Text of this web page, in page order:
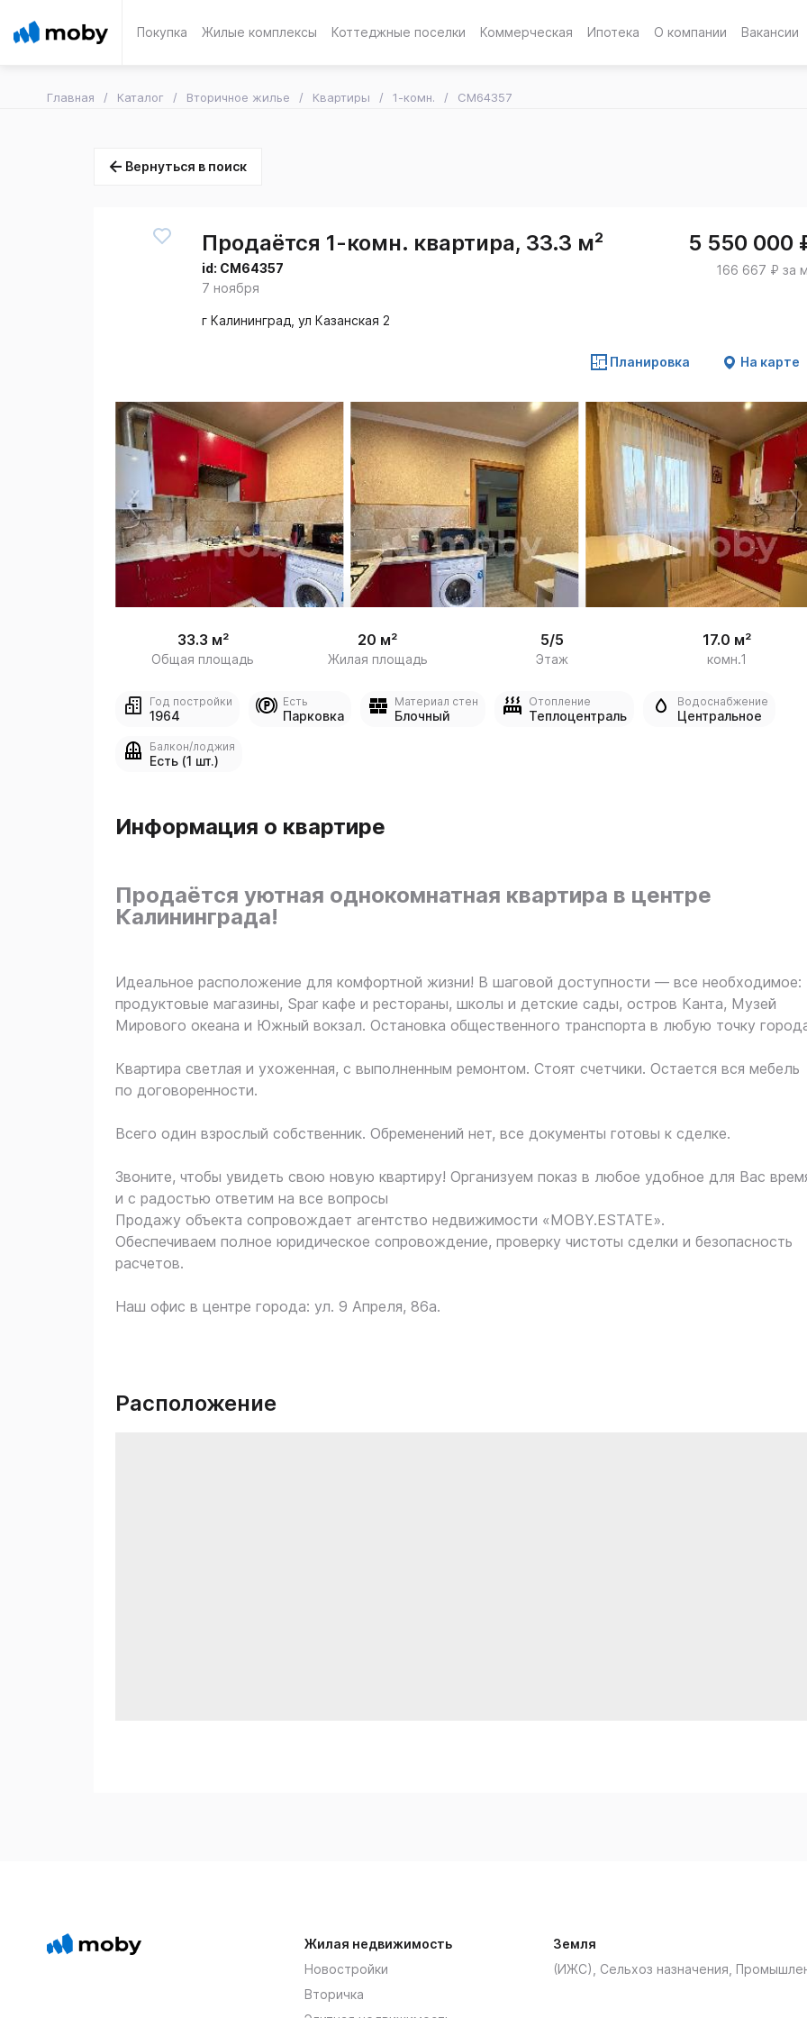
Покупка Жилые комплексы Коттеджные поселки Коммерческая Ипотека О компании Вакансии
Главная Каталог Вторичное жилье Квартиры 1-комн. CM64357
Вернуться в поиск
Продаётся 1-комн. квартира, 33.3 м²
id: CM64357
7 ноября
5 550 000
166 667 ₽ за
г Калининград, ул Казанская 2
Планировка На карте
17
33.3 м²
Общая площадь
20 м²
Жилая площадь
5/5
Этаж
17.0 м²
комн.1
Год постройки
1964
Есть
Парковка
Материал стен
Блочный
Отопление
Теплоцентраль
Водоснабжение
Центральное
Балкон/лоджия
Есть (1 шт.)
Информация о квартире
Продаётся уютная однокомнатная квартира в центре
Калининграда!
Идеальное расположение для комфортной жизни! В шаговой доступности — все необходимое:
продуктовые магазины, Spar кафе и рестораны, школы и детские сады, остров Канта, Музей
Мирового океана и Южный вокзал. Остановка общественного транспорта в любую точку
Квартира светлая и ухоженная, с выполненным ремонтом. Стоят счетчики. Остается вся мебель
по договоренности.
Всего один взрослый собственник. Обременений нет, все документы готовы к сделке.
Звоните, чтобы увидеть свою новую квартиру! Организуем показ в любое удобное для Вас
и с радостью ответим на все вопросы
Продажу объекта сопровождает агентство недвижимости «MOBY.ESTATE».
Обеспечиваем полное юридическое сопровождение, проверку чистоты сделки и безопасность
расчетов.
Наш офис в центре города: ул. 9 Апреля, 86а.
Расположение
Жилая недвижимость
Новостройки
Вторичка
Земля
(ИЖС), Сельхоз назначения,